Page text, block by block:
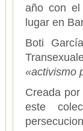
año con el
lugar en
Boti
«activismo
Creada
este